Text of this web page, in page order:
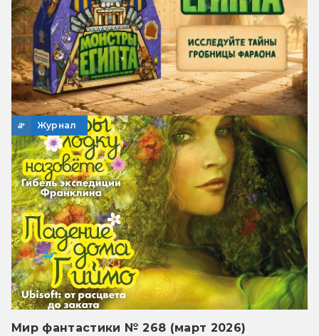
Журнал
Мир фантастики № 268 (март 2026)